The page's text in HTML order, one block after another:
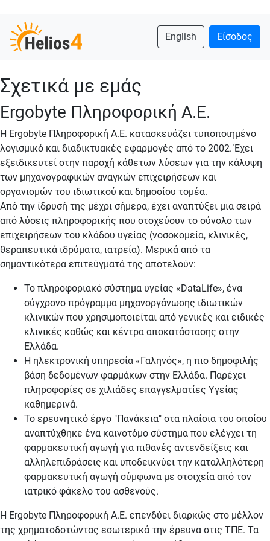
English Είσοδος
Σχετικά με εμάς
Ergobyte Πληροφορική Α.Ε.
Η Ergobyte Πληροφορική Α.Ε. κατασκευάζει τυποποιημένο
λογισμικό και διαδικτυακές εφαρμογές από το 2002. Έχει
εξειδικευτεί στην παροχή κάθετων λύσεων για την κάλυψη
των μηχανογραφικών αναγκών επιχειρήσεων και
οργανισμών του ιδιωτικού και δημοσίου τομέα.
Από την ίδρυσή της μέχρι σήμερα, έχει αναπτύξει μια σειρά
από λύσεις πληροφορικής που στοχεύουν το σύνολο των
επιχειρήσεων του κλάδου υγείας (νοσοκομεία, κλινικές,
θεραπευτικά ιδρύματα, ιατρεία). Μερικά από τα
σημαντικότερα επιτεύγματά της αποτελούν:
Το πληροφοριακό σύστημα υγείας «DataLife», ένα
σύγχρονο πρόγραμμα μηχανοργάνωσης ιδιωτικών
κλινικών που χρησιμοποιείται από γενικές και ειδικές
κλινικές καθώς και κέντρα αποκατάστασης στην
Ελλάδα.
Η ηλεκτρονική υπηρεσία «Γαληνός», η πιο δημοφιλής
βάση δεδομένων φαρμάκων στην Ελλάδα. Παρέχει
πληροφορίες σε χιλιάδες επαγγελματίες Υγείας
καθημερινά.
Το ερευνητικό έργο "Πανάκεια" στα πλαίσια του οποίου
αναπτύχθηκε ένα καινοτόμο σύστημα που ελέγχει τη
φαρμακευτική αγωγή για πιθανές αντενδείξεις και
αλληλεπιδράσεις και υποδεικνύει την καταλληλότερη
φαρμακευτική αγωγή σύμφωνα με στοιχεία από τον
ιατρικό φάκελο του ασθενούς.
Η Ergobyte Πληροφορική Α.Ε. επενδύει διαρκώς στο μέλλον
της χρηματοδοτώντας εσωτερικά την έρευνα στις ΤΠΕ. Τα